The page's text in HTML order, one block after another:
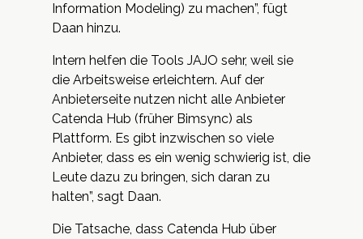
Information Modeling) zu machen”, fügt
Daan hinzu.
Intern helfen die Tools JAJO sehr, weil sie
die Arbeitsweise erleichtern. Auf der
Anbieterseite nutzen nicht alle Anbieter
Catenda Hub (früher Bimsync) als
Plattform. Es gibt inzwischen so viele
Anbieter, dass es ein wenig schwierig ist, die
Leute dazu zu bringen, sich daran zu
halten”, sagt Daan.
Die Tatsache, dass Catenda Hub über